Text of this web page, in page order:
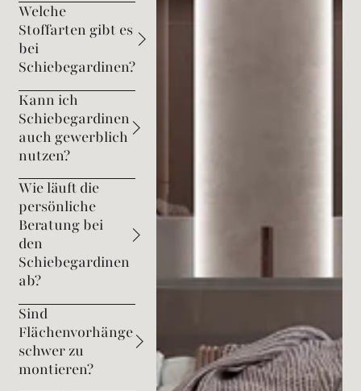
Welche
Stoffarten gibt es
bei
Schiebegardinen?
Kann ich
Schiebegardinen
auch gewerblich
nutzen?
Wie läuft die
persönliche
Beratung bei
den
Schiebegardinen
ab?
Sind
Flächenvorhänge
schwer zu
montieren?